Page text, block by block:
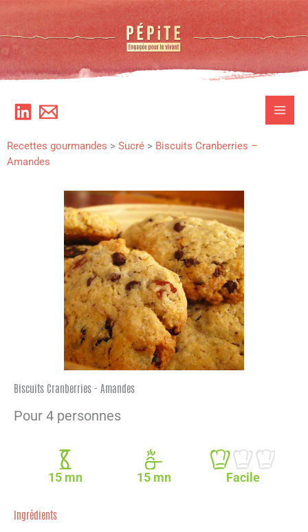
Aller
contenu
Recettes gourmandes > Sucré > Biscuits Cranberries –
Amandes
Biscuits Cranberries - Amandes
Pour 4 personnes
15 mn 15 mn Facile
Ingrédients